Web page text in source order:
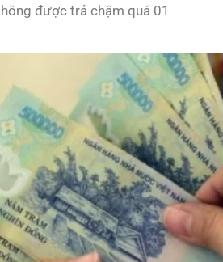
được trả chậm quá 01